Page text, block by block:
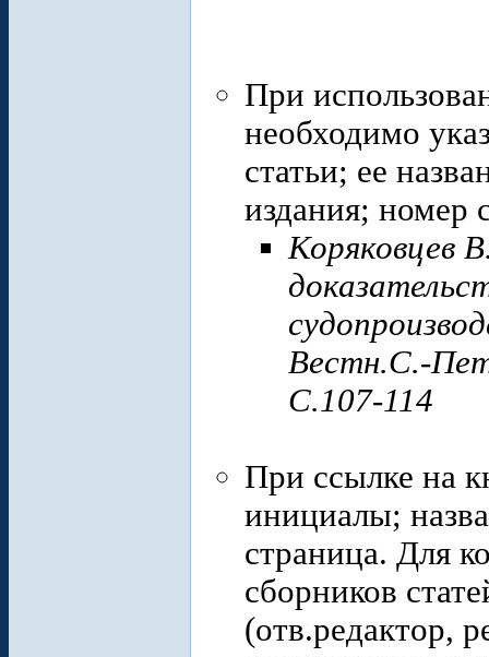
При
необходимо
статьи; ее
издания; номер
Коряковцев
Вестн.С.-
С.107-114
При ссылке на
инициалы;
страница. Для
сборников
(отв.редактор,